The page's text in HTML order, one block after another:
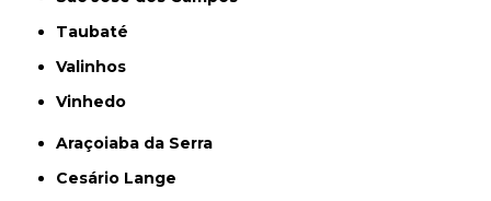
Taubaté
Valinhos
Vinhedo
Araçoiaba da Serra
Cesário Lange